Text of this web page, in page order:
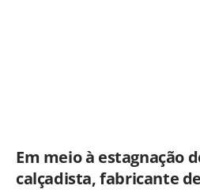
Em meio à estagnação
calçadista, fabricante